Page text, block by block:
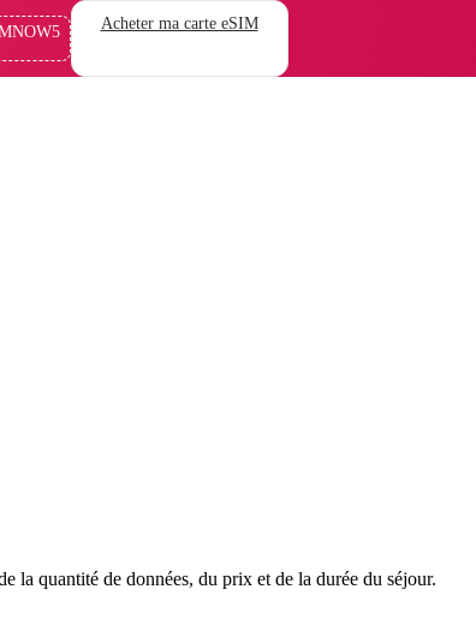
Acheter ma carte eSIM
la quantité de données, du prix et de la durée du séjour.